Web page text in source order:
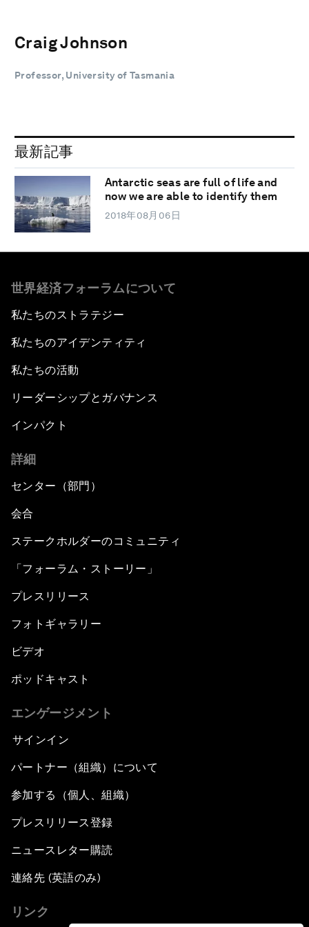
Craig Johnson
Professor, University of Tasmania
最新記事
Antarctic seas are full of life and
now we are able to identify them
2018年08月06日
世界経済フォーラムについて
私たちのストラテジー
私たちのアイデンティティ
私たちの活動
リーダーシップとガバナンス
インパクト
詳細
センター（部門）
会合
ステークホルダーのコミュニティ
「フォーラム・ストーリー」
プレスリリース
フォトギャラリー
ビデオ
ポッドキャスト
エンゲージメント
サインイン
パートナー（組織）について
参加する（個人、組織）
プレスリリース登録
ニュースレター購読
連絡先 (英語のみ)
リンク